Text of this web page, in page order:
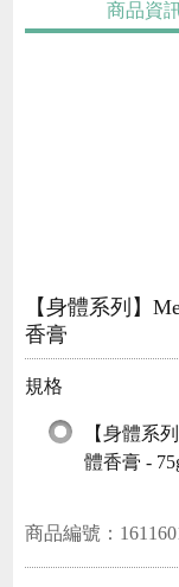
商品資
【身體系列】
香膏
規格
【身體系
體香膏 -
商品編號：